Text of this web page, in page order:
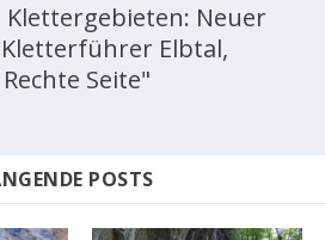
Klettergebieten: Neuer
Elbtal,
Seite"
POSTS